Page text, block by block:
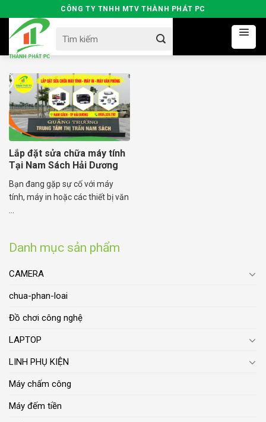
to
content
CÔNG TY TNHH MTV THÀNH PHÁT PC
for:
Danh mục sản phẩm
CAMERA
chua-phan-loai
Đồ chơi công nghệ
LAPTOP
LINH PHỤ KIỆN
Máy chấm công
Máy đếm tiền
Lắp đặt sửa chữa máy tính
Tại Nam Sách Hải Dương
Bạn đang gặp sự cố với máy
tính, máy in hoặc các thiết bị văn
...